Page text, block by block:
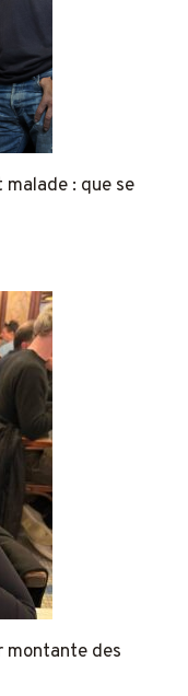
: que se
montante des